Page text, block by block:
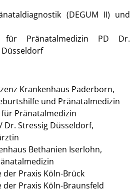
(DEGUM II) und
für Pränatalmedizin PD Dr.
Krankenhaus Paderborn,
und Pränatalmedizin
für Pränatalmedizin
Dr. Stressig Düsseldorf,
Bethanien Iserlohn,
Praxis Köln-Brück
Praxis Köln-Braunsfeld